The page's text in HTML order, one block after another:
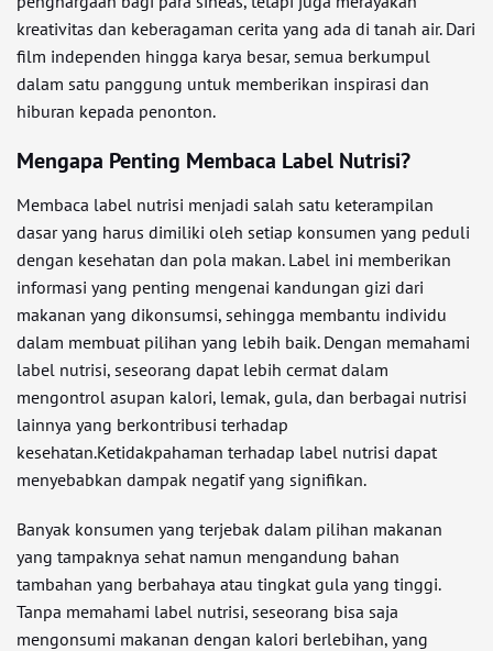
kreativitas dan keberagaman cerita yang ada di tanah air. Dari
film independen hingga karya besar, semua berkumpul
dalam satu panggung untuk memberikan inspirasi dan
hiburan kepada penonton.
Mengapa Penting Membaca Label Nutrisi?
Membaca label nutrisi menjadi salah satu keterampilan
dasar yang harus dimiliki oleh setiap konsumen yang peduli
dengan kesehatan dan pola makan. Label ini memberikan
informasi yang penting mengenai kandungan gizi dari
makanan yang dikonsumsi, sehingga membantu individu
dalam membuat pilihan yang lebih baik. Dengan memahami
label nutrisi, seseorang dapat lebih cermat dalam
mengontrol asupan kalori, lemak, gula, dan berbagai nutrisi
lainnya yang berkontribusi terhadap
kesehatan.Ketidakpahaman terhadap label nutrisi dapat
menyebabkan dampak negatif yang signifikan.
Banyak konsumen yang terjebak dalam pilihan makanan
yang tampaknya sehat namun mengandung bahan
tambahan yang berbahaya atau tingkat gula yang tinggi.
Tanpa memahami label nutrisi, seseorang bisa saja
mengonsumi makanan dengan kalori berlebihan, yang